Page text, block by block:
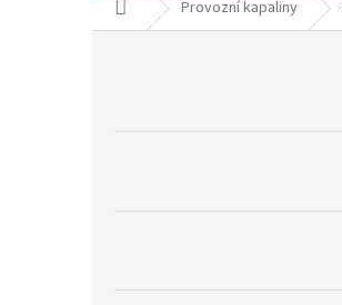
Domů Provozní kapaliny